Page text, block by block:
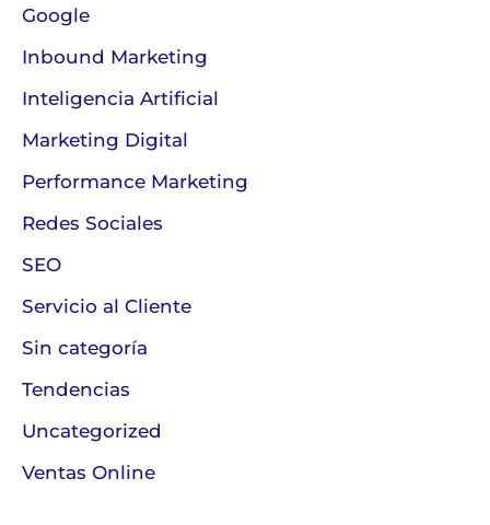
Google
Inbound Marketing
Inteligencia Artificial
Marketing Digital
Performance Marketing
Redes Sociales
SEO
Servicio al Cliente
Sin categoría
Tendencias
Uncategorized
Ventas Online